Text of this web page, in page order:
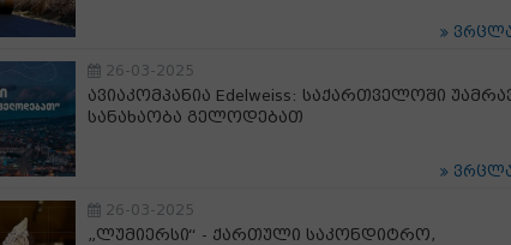
26-03-2025
ავიაკომპანია Edelweiss: საქართველოში
სანახაობა გელოდებათ
26-03-2025
„ლუმიერსი“ - ქართული საკონდიტრო,